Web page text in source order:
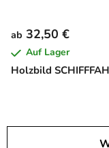
Holzbild
ab 32,50 €
Auf Lager